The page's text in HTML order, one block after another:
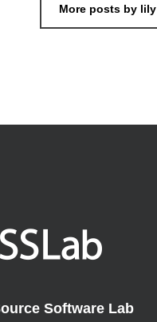
More posts by lily
Software Lab